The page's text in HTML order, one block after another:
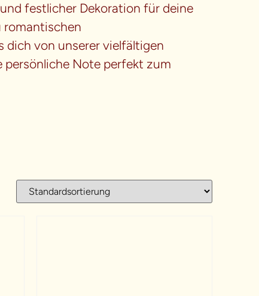
festlicher Dekoration für deine
romantischen
dich von unserer vielfältigen
persönliche Note perfekt zum